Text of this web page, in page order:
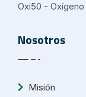
Oxi50 -
Nosotros
Misión